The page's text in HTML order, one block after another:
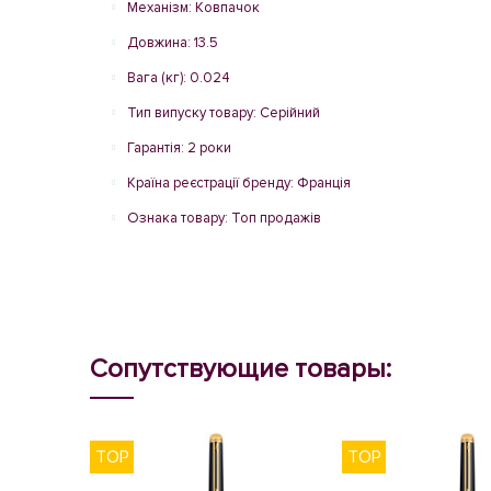
Механізм: Ковпачок
Довжина: 13.5
Вага (кг): 0.024
Тип випуску товару: Серійний
Гарантія: 2 роки
Країна реєстрації бренду: Франція
Ознака товару: Топ продажів
Сопутствующие товары:
TOP TOP